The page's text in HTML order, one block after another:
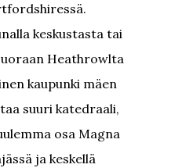
keskustasta tai
Heathrowlta
kaupunki mäen
suuri katedraali,
osa Magna
ja keskellä